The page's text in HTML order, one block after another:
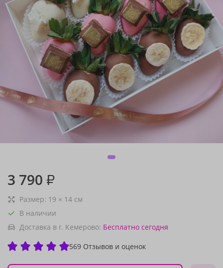
3 790 ₽
Размер: 19 × 14 см
В наличии
Доставка в г. Кемерово: Бесплатно сегодня
569 Отзывов и оценок